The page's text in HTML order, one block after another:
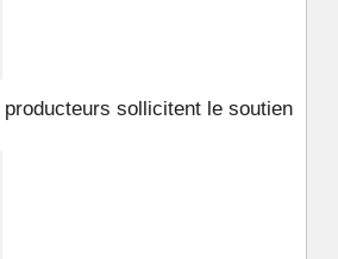
sollicitent le soutien